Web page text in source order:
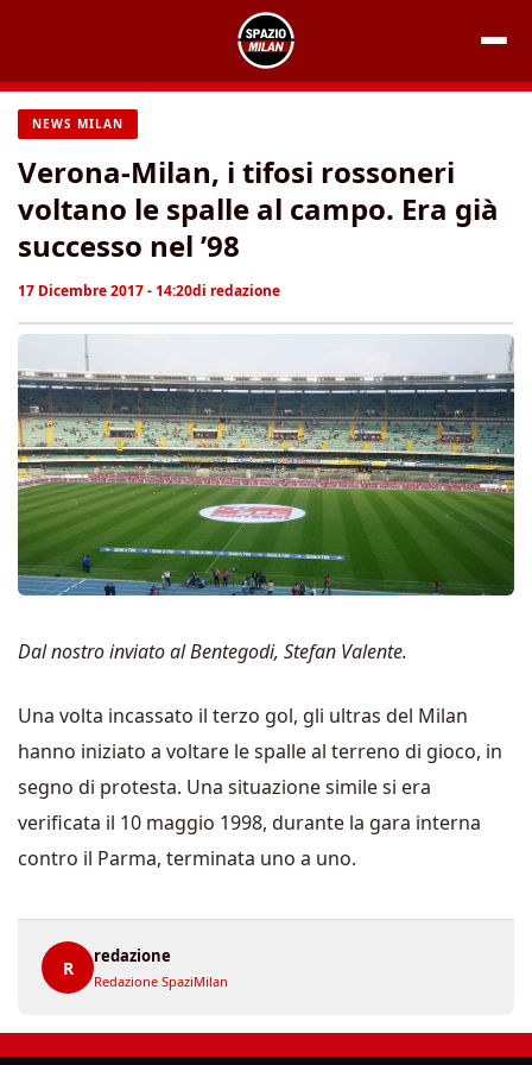
contenuto
NEWS MILAN
Verona-Milan, i tifosi rossoneri
voltano le spalle al campo. Era già
successo nel ’98
17 Dicembre 2017 - 14:20di redazione
Dal nostro inviato al Bentegodi, Stefan Valente.
Una volta incassato il terzo gol, gli ultras del Milan
hanno iniziato a voltare le spalle al terreno di gioco, in
segno di protesta. Una situazione simile si era
verificata il 10 maggio 1998, durante la gara interna
contro il Parma, terminata uno a uno.
R
redazione
Redazione SpaziMilan